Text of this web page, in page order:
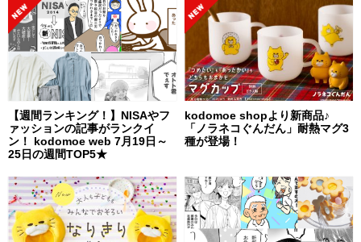
【週間ランキング！】NISAやフ
ァッションの記事がランクイ
ン！ kodomoe web 7月19日～
25日の週間TOP5★
kodomoe shopより新商品♪
「ノラネコぐんだん」耐熱マグ3
種が登場！